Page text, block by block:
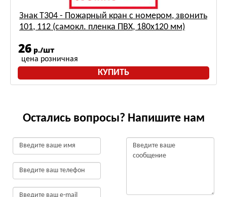
Знак Т304 - Пожарный кран с номером, звонить
101, 112 (самокл. пленка ПВХ, 180х120 мм)
26 р./шт
цена розничная
КУПИТЬ
Остались вопросы? Напишите нам